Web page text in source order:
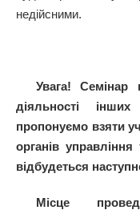
недійсними.
Увага! Семінар
діяльності
пропонуємо взяти
органів
відбудеться
Місце